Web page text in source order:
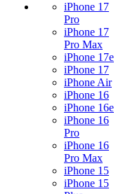
iPhone 17
Pro
iPhone 17
Pro Max
iPhone 17e
iPhone 17
iPhone Air
iPhone 16
iPhone 16e
iPhone 16
Pro
iPhone 16
Pro Max
iPhone 15
iPhone 15